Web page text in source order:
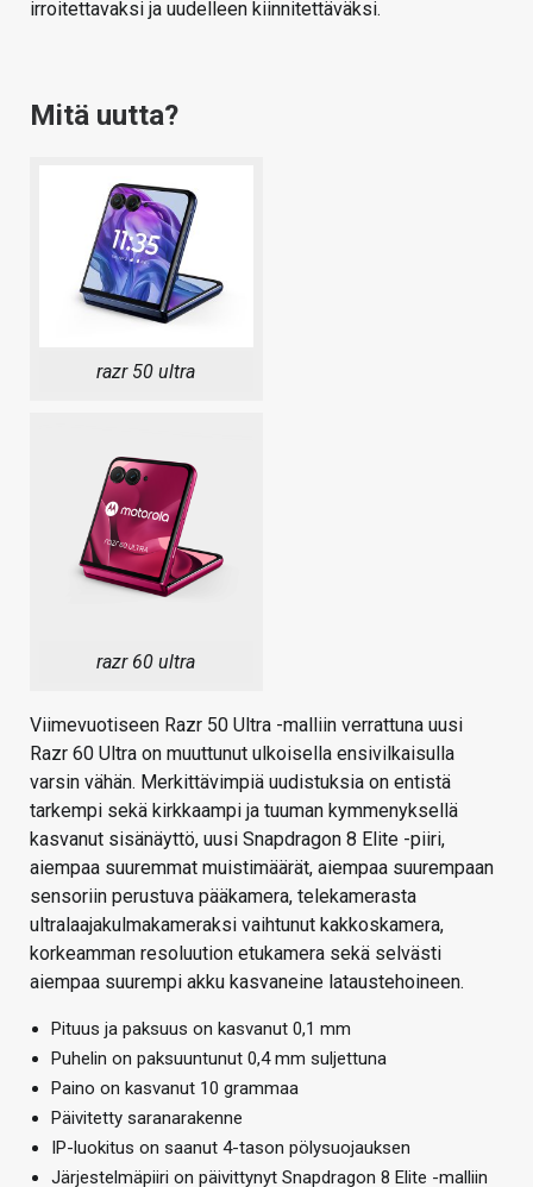
irroitettavaksi ja uudelleen kiinnitettäväksi.
Mitä uutta?
razr 50 ultra
razr 60 ultra
Viimevuotiseen Razr 50 Ultra -malliin verrattuna uusi
Razr 60 Ultra on muuttunut ulkoisella ensivilkaisulla
varsin vähän. Merkittävimpiä uudistuksia on entistä
tarkempi sekä kirkkaampi ja tuuman kymmenyksellä
kasvanut sisänäyttö, uusi Snapdragon 8 Elite -piiri,
aiempaa suuremmat muistimäärät, aiempaa suurempaan
sensoriin perustuva pääkamera, telekamerasta
ultralaajakulmakameraksi vaihtunut kakkoskamera,
korkeamman resoluution etukamera sekä selvästi
aiempaa suurempi akku kasvaneine lataustehoineen.
Pituus ja paksuus on kasvanut 0,1 mm
Puhelin on paksuuntunut 0,4 mm suljettuna
Paino on kasvanut 10 grammaa
Päivitetty saranarakenne
IP-luokitus on saanut 4-tason pölysuojauksen
Järjestelmäpiiri on päivittynyt Snapdragon 8 Elite -malliin